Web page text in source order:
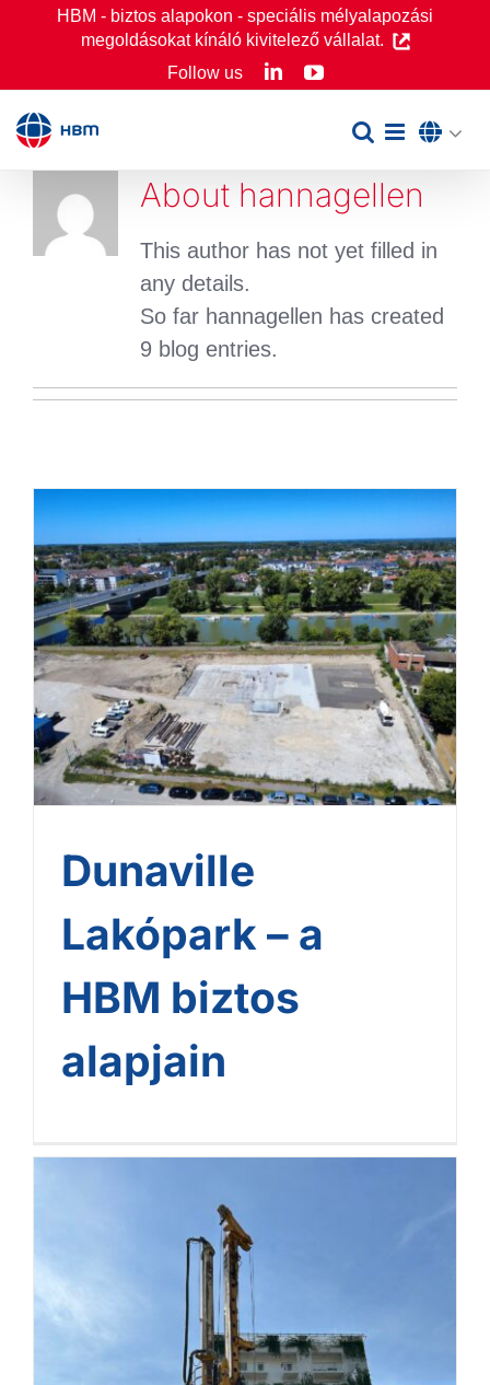
HBM - biztos alapokon - speciális mélyalapozási
megoldásokat kínáló kivitelező vállalat.
Follow us
LinkedInYouTube
About hannagellen
This author has not yet filled in
any details.
So far hannagellen has created
9 blog entries.
Dunaville Lakópark – a
HBM biztos alapjain
Dunaville
Lakópark – a
HBM biztos
alapjain